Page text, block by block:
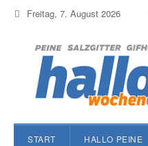
Freitag, 7. August 2026
START HALLO PEINE